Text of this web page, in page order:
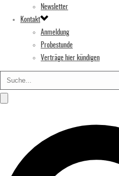
Newsletter
Kontakt
Anmeldung
Probestunde
Verträge hier kündigen